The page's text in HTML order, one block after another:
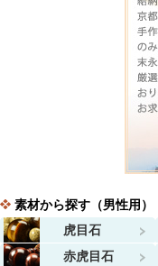
素材から探す（男性用）
虎目石
赤虎目石